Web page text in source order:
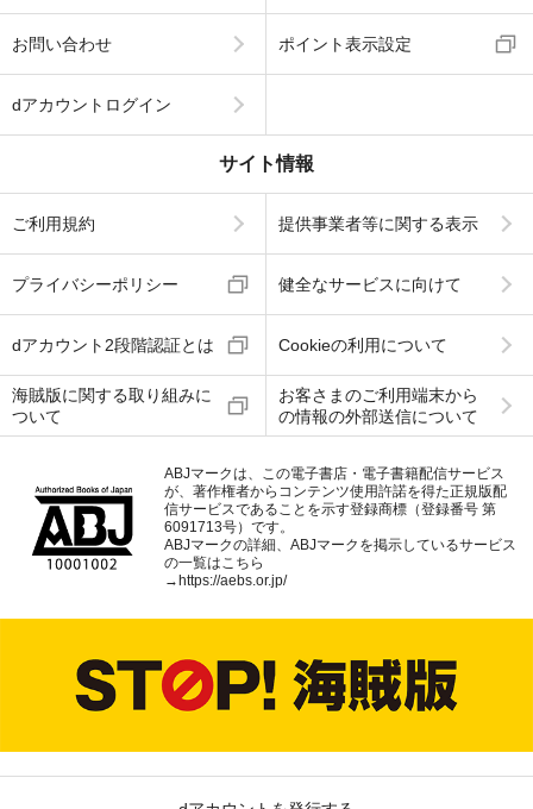
お問い合わせ ポイント表示設定
dアカウントログイン
サイト情報
ご利用規約 提供事業者等に関する表示
プライバシーポリシー 健全なサービスに向けて
dアカウント2段階認証とは Cookieの利用について
海賊版に関する取り組みに
ついて
お客さまのご利用端末から
の情報の外部送信について
ABJマークは、この電子書店・電子書籍配信サービス
が、著作権者からコンテンツ使用許諾を得た正規版配
信サービスであることを示す登録商標（登録番号 第
6091713号）です。
ABJマークの詳細、ABJマークを掲示しているサービス
の一覧はこちら
→ https://aebs.or.jp/